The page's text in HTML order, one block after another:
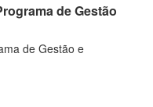
de Gestão
de Gestão e